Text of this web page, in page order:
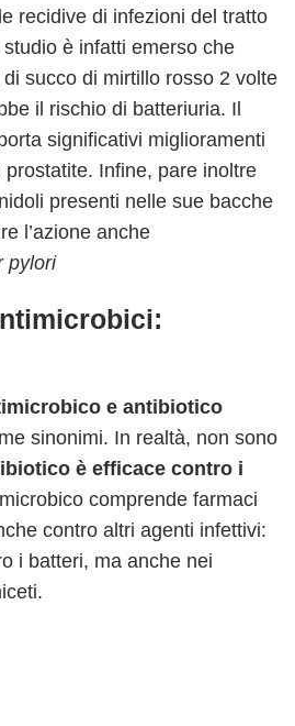
recidive di infezioni del tratto
è infatti emerso che
succo di mirtillo rosso 2 volte
il rischio di batteriuria. Il
significativi miglioramenti
Infine, pare inoltre
presenti nelle sue bacche
l’azione anche
pylori
e antibiotico
sinonimi. In realtà, non sono
è efficace contro i
comprende farmaci
contro altri agenti infettivi:
i batteri, ma anche nei